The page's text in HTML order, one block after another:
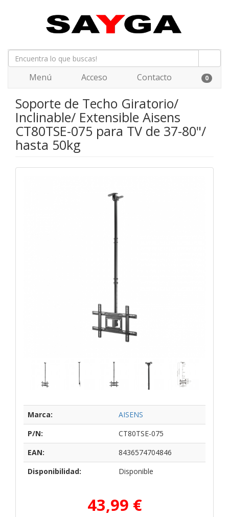
Menú Acceso Contacto 0
Soporte de Techo Giratorio/
Inclinable/ Extensible Aisens
CT80TSE-075 para TV de 37-80"/
hasta 50kg
Marca:
AISENS
P/N:
CT80TSE-075
EAN:
8436574704846
Disponibilidad:
Disponible
43,99 €